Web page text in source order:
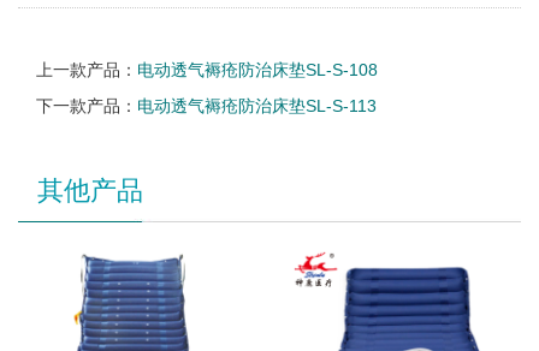
上一款产品： 电动透气褥疮防治床垫SL-S-108
下一款产品： 电动透气褥疮防治床垫SL-S-113
其他产品